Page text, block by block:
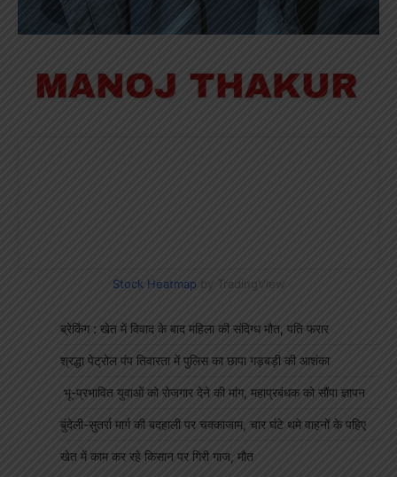
Stock Heatmap by TradingView
ब्रेकिंग : खेत में विवाद के बाद महिला की संदिग्ध मौत, पति फरार
श्रद्धा पेट्रोल पंप तिवारता में पुलिस का छापा गड़बड़ी की आशंका
भू-प्रभावित युवाओं को रोजगार देने की मांग, महाप्रबंधक को सौंपा ज्ञापन
बुंदेली-सुतर्रा मार्ग की बदहाली पर चक्काजाम, चार घंटे थमे वाहनों के पहिए
खेत में काम कर रहे किसान पर गिरी गाज, मौत